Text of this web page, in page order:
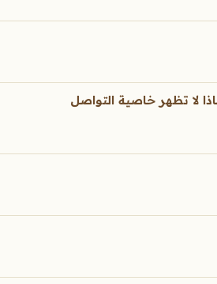
الإدارة 24 ساعة وكذلك لماذا لا تظهر خاصية التواصل